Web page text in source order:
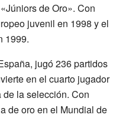
de Oro». Con
juvenil en 1998 y el
1999.
jugó 236 partidos
en el cuarto jugador
la selección. Con
de oro en el Mundial de